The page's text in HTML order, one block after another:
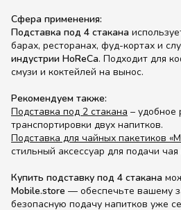
Сфера применения:
Подставка под 4 стакана
барах, ресторанах, фуд-кортах и
индустрии HoReCa. Подходит для
смузи и коктейлей на вынос.
Рекомендуем также:
Подставка под 2 стакана – удобное
транспортировки двух напитков.
Подставка для чайных пакетиков
стильный аксессуар для подачи чая
Купить подставку под 4 стакана
Mobile.store — обеспечьте вашему
безопасную подачу напитков уже